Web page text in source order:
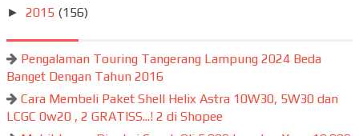
► 2015 (156)
Pengalaman Touring Tangerang Lampung 2024 Beda
Banget Dengan Tahun 2016
Cara Membeli Paket Shell Helix Astra 10W30, 5W30 dan
LCGC 0w20 , 2 GRATISS...! 2 di Shopee